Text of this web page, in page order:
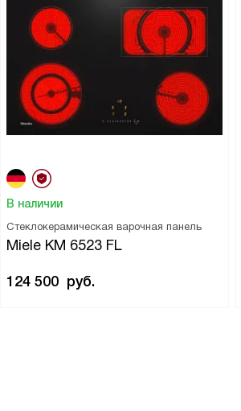
Стеклокерамическая варочная панель
Miele KM 6523 FL
В наличии
124 500 руб.